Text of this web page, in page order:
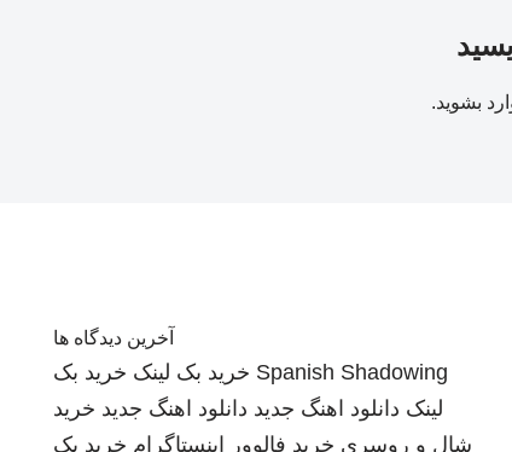
بشوید.
آخرین دیدگاه ها
Spanish Shadowing خرید بک لینک خرید بک
لینک دانلود اهنگ جدید دانلود اهنگ جدید خرید
شال و روسری خرید فالوور اینستاگرام خرید بک